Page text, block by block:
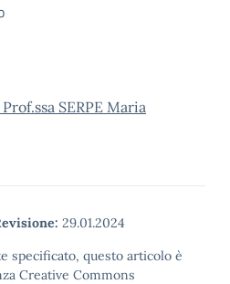
SERPE Maria
29.01.2024
specificato, questo articolo è
Creative Commons